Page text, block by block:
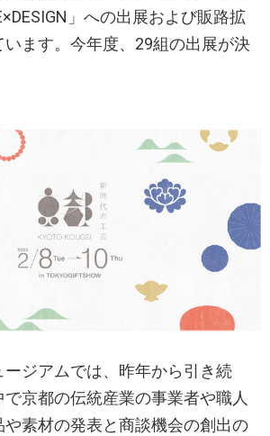
」への出展および販路拡
ます。今年度、29組の出展が決
ジアムでは、昨年から引き続
京都の伝統産業の事業者や職人
素材の発表と商談機会の創出の